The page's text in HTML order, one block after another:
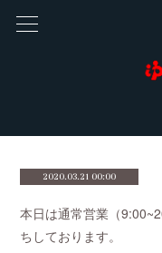
2020.03.21 00:00
本日は通常営業（
ちしております。